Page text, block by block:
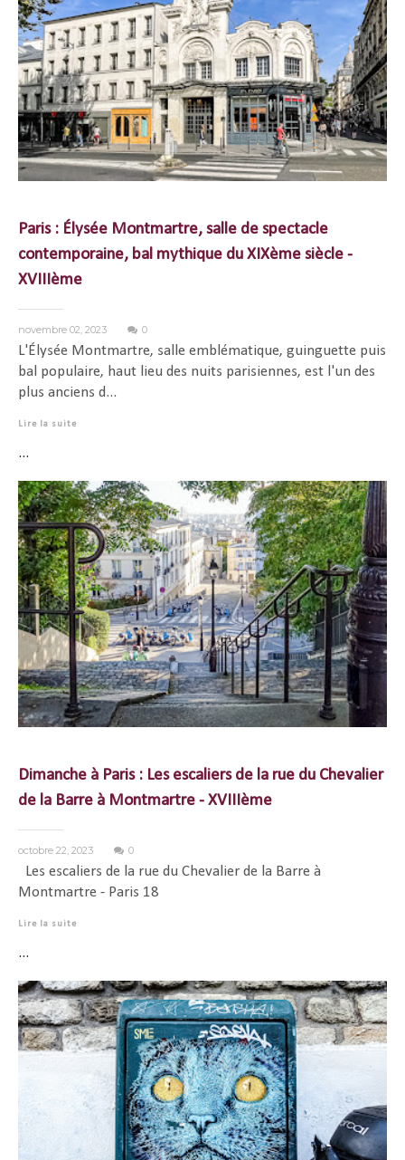
Paris : Élysée Montmartre, salle de spectacle
contemporaine, bal mythique du XIXème siècle -
XVIIIème
novembre 02, 2023 0
L'Élysée Montmartre, salle emblématique, guinguette puis
bal populaire, haut lieu des nuits parisiennes, est l'un des
plus anciens d...
Lire la suite
...
Dimanche à Paris : Les escaliers de la rue du Chevalier
de la Barre à Montmartre - XVIIIème
octobre 22, 2023 0
Les escaliers de la rue du Chevalier de la Barre à
Montmartre - Paris 18
Lire la suite
...